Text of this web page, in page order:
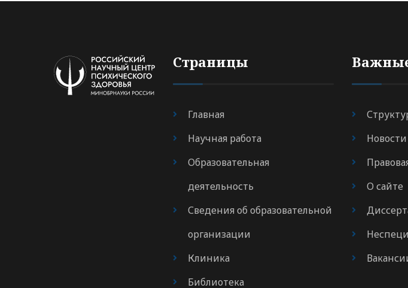
Страницы
Главная
Научная работа
Образовательная
деятельность
Сведения об образовательной
организации
Клиника
Библиотека
Новости
О сайте